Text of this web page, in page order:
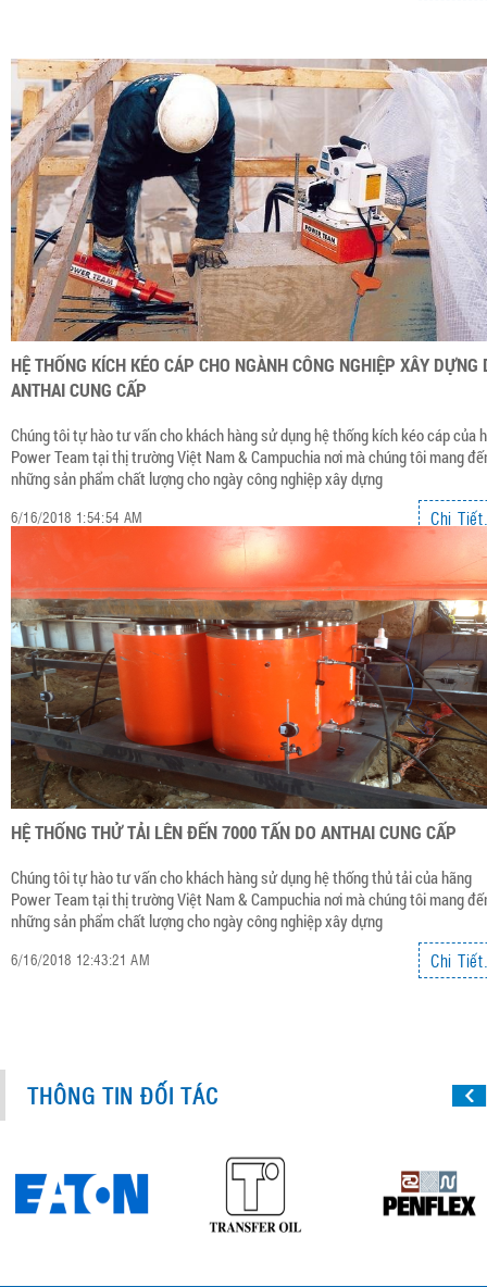
HỆ THỐNG KÍCH KÉO CÁP CHO NGÀNH CÔNG NGHIỆP XÂY DỰNG
ANTHAI CUNG CẤP
Chúng tôi tự hào tư vấn cho khách hàng sử dụng hệ thống kích kéo cáp của
Power Team tại thị trường Việt Nam & Campuchia nơi mà chúng tôi mang
những sản phẩm chất lượng cho ngày công nghiệp xây dựng
6/16/2018 1:54:54 AM Chi
HỆ THỐNG THỬ TẢI LÊN ĐẾN 7000 TẤN DO ANTHAI CUNG CẤP
Chúng tôi tự hào tư vấn cho khách hàng sử dụng hệ thống thủ tải của hãng
Power Team tại thị trường Việt Nam & Campuchia nơi mà chúng tôi mang
những sản phẩm chất lượng cho ngày công nghiệp xây dựng
6/16/2018 12:43:21 AM Chi
THÔNG TIN ĐỐI TÁC